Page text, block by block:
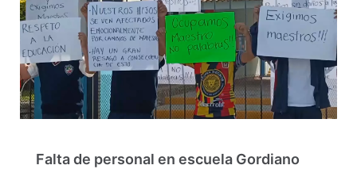
Falta de personal en escuela Gordiano